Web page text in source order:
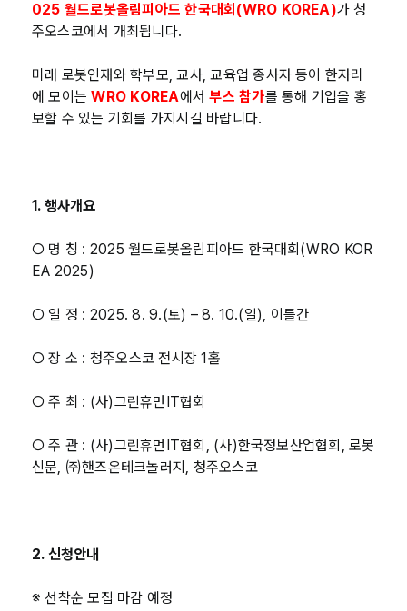
025 월드로봇올림피아드 한국대회(WRO KOREA)가 청
주오스코에서 개최됩니다.
미래 로봇인재와 학부모, 교사, 교육업 종사자 등이 한자리
에 모이는WRO KOREA에서부스 참가를 통해 기업을 홍
보할 수 있는 기회를 가지시길 바랍니다.
1. 행사개요
○ 명 칭 : 2025 월드로봇올림피아드 한국대회(WRO KOR
EA 2025)
○ 일 정 : 2025. 8. 9.(토) – 8. 10.(일), 이틀간
○ 장 소 : 청주오스코 전시장 1홀
○ 주 최 : (사)그린휴먼IT협회
○ 주 관 : (사)그린휴먼IT협회, (사)한국정보산업협회, 로봇
신문, ㈜핸즈온테크놀러지, 청주오스코
2. 신청안내
※ 선착순 모집 마감 예정